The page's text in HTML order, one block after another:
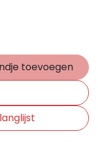
toevoegen